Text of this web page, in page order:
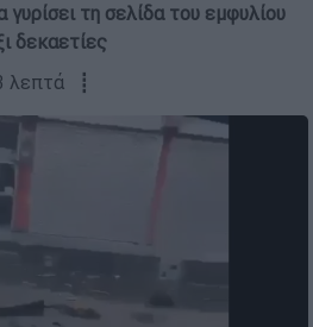
γυρίσει τη σελίδα του εμφυλίου
δεκαετίες
λεπτά ┋